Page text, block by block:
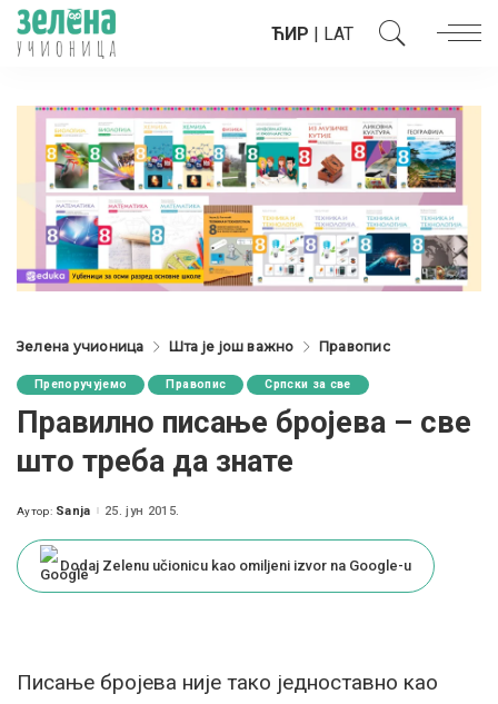
ЋИР | LAT
Зелена учионица Шта је још важно Правопис
Препоручујемо Правопис Српски за све
Правилно писање бројева – све
што треба да знате
Posted
Аутор: Sanja 25. јун 2015.
Dodaj Zelenu učionicu kao omiljeni izvor na Google-u
Писање бројева није тако једноставно као